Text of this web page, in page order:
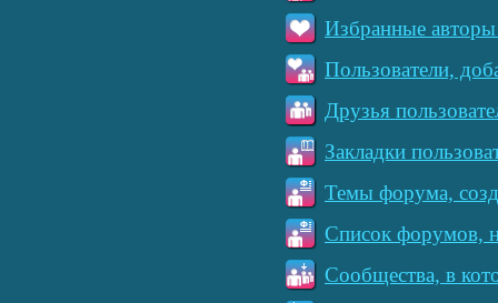
Избранные авторы
Пользователи,
Друзья
Закладки
Темы форума,
Список форумов,
Сообщества, в